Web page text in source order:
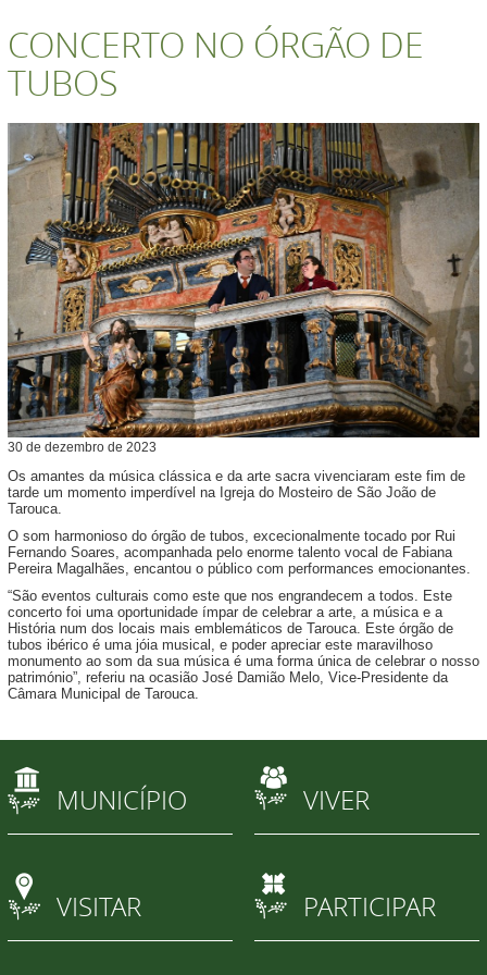
CONCERTO NO ÓRGÃO DE
TUBOS
30 de dezembro de 2023
Os amantes da música clássica e da arte sacra vivenciaram este fim de
tarde um momento imperdível na Igreja do Mosteiro de São João de
Tarouca.
O som harmonioso do órgão de tubos, excecionalmente tocado por Rui
Fernando Soares, acompanhada pelo enorme talento vocal de Fabiana
Pereira Magalhães, encantou o público com performances emocionantes.
“São eventos culturais como este que nos engrandecem a todos. Este
concerto foi uma oportunidade ímpar de celebrar a arte, a música e a
História num dos locais mais emblemáticos de Tarouca. Este órgão de
tubos ibérico é uma jóia musical, e poder apreciar este maravilhoso
monumento ao som da sua música é uma forma única de celebrar o nosso
património”, referiu na ocasião José Damião Melo, Vice-Presidente da
Câmara Municipal de Tarouca.
MUNICÍPIO VIVER
VISITAR PARTICIPAR